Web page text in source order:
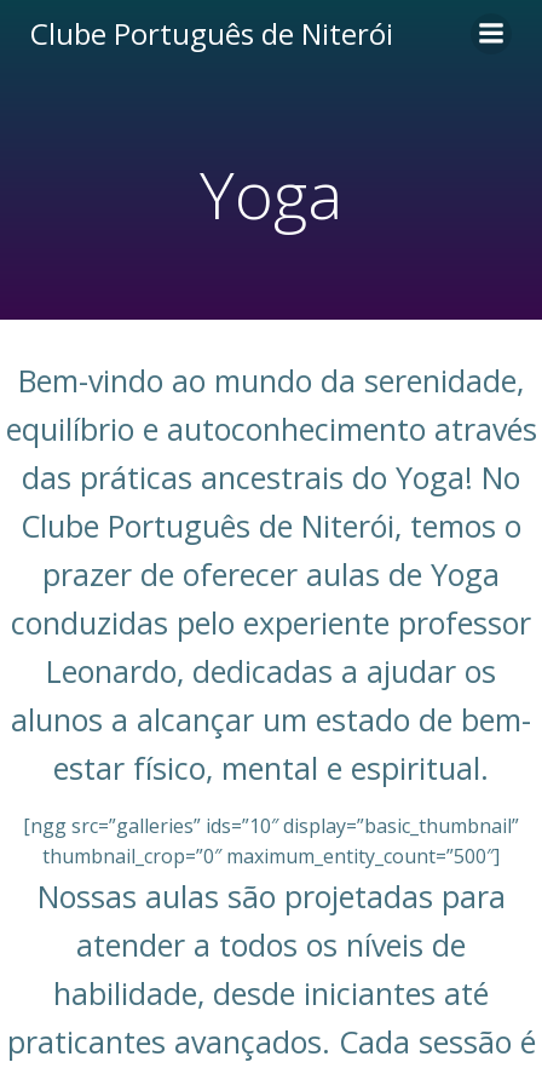
para
Clube Português de Niterói
Yoga
Bem-vindo ao mundo da serenidade,
equilíbrio e autoconhecimento através
das práticas ancestrais do Yoga! No
Clube Português de Niterói, temos o
prazer de oferecer aulas de Yoga
conduzidas pelo experiente professor
Leonardo, dedicadas a ajudar os
alunos a alcançar um estado de bem-
estar físico, mental e espiritual.
[ngg src=”galleries” ids=”10″ display=”basic_thumbnail”
thumbnail_crop=”0″ maximum_entity_count=”500″]
Nossas aulas são projetadas para
atender a todos os níveis de
habilidade, desde iniciantes até
praticantes avançados. Cada sessão é